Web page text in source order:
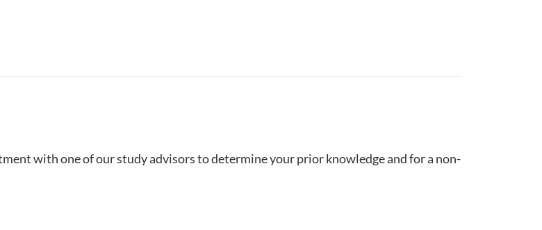
with one of our study advisors to determine your prior knowledge and for a non-